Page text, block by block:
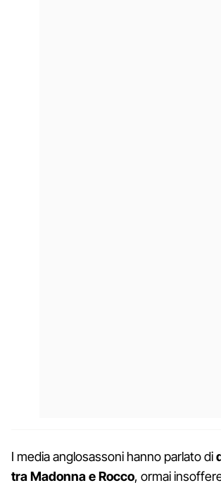
I media anglosassoni hanno parlato di
tra Madonna e Rocco, ormai